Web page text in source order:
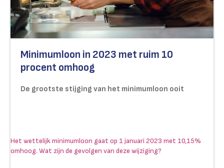
Minimumloon in 2023 met ruim 10
procent omhoog
De grootste stijging van het minimumloon ooit
Het wettelijk minimumloon gaat op 1 januari 2023 met 10,15%
omhoog. Wat zijn de gevolgen van deze wijziging?